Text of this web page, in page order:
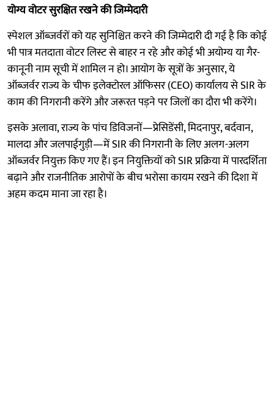
योग्य वोटर सुरक्षित रखने की जिम्मेदारी
स्पेशल ऑब्जर्वरों को यह सुनिश्चित करने की जिम्मेदारी दी गई है कि कोई
भी पात्र मतदाता वोटर लिस्ट से बाहर न रहे और कोई भी अयोग्य या गैर-
कानूनी नाम सूची में शामिल न हो। आयोग के सूत्रों के अनुसार, ये
ऑब्जर्वर राज्य के चीफ इलेक्टोरल ऑफिसर (CEO) कार्यालय से SIR के
काम की निगरानी करेंगे और जरूरत पड़ने पर जिलों का दौरा भी करेंगे।
इसके अलावा, राज्य के पांच डिविजनों—प्रेसिडेंसी, मिदनापुर, बर्दवान,
मालदा और जलपाईगुड़ी—में SIR की निगरानी के लिए अलग-अलग
ऑब्जर्वर नियुक्त किए गए हैं। इन नियुक्तियों को SIR प्रक्रिया में पारदर्शिता
बढ़ाने और राजनीतिक आरोपों के बीच भरोसा कायम रखने की दिशा में
अहम कदम माना जा रहा है।